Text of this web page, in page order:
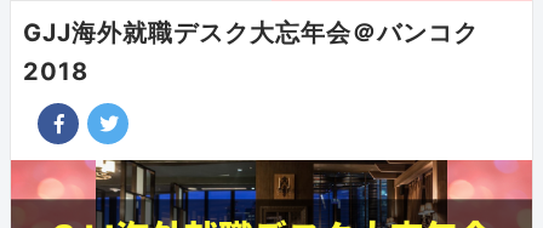
GJJ海外就職デスク大忘年会＠バンコク
2018